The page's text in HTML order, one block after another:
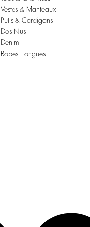
Vestes & Manteaux
Pulls & Cardigans
Dos Nus
Denim
Robes Longues